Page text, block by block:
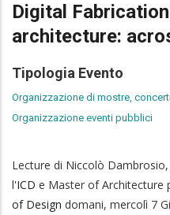
Digital
architecture:
Tipologia Evento
Organizzazione di mostre,
Organizzazione eventi pubblici
Lecture di Niccolò
l'ICD e Master of Architecture
of Design domani, mercolì 7